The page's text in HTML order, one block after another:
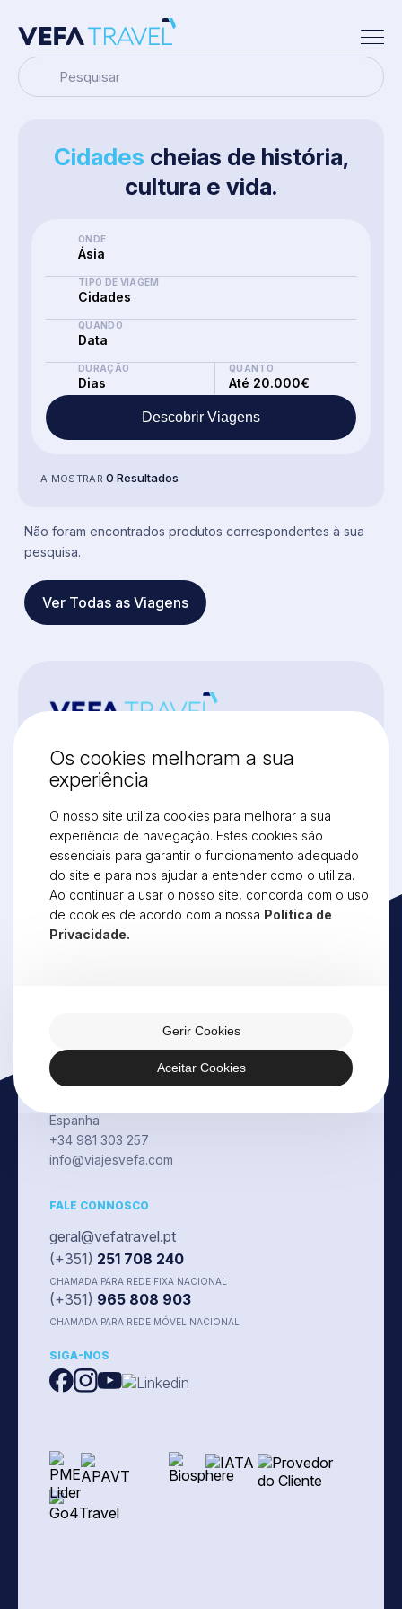
Pesquisar
Cidades cheias de história,
cultura e vida.
ONDE
Ásia
TIPO DE VIAGEM
Cidades
QUANDO
Data
DURAÇÃO
Dias
QUANTO
Até 20.000€
Descobrir Viagens
A MOSTRAR0 Resultados
Não foram encontrados produtos correspondentes à sua
pesquisa.
Ver Todas as Viagens
VISITE-NOS
Porto
4250-357 Porto
Portugal
+351 225 491 512
porto@vefatravel.pt
Vila Nova de Cerveira
Lugar de Vila Verde - Reboreda
Paseo Fernando II, Local 1
15670 Acea de Ama
Espanha
+34 981 303 257
info@viajesvefa.com
FALE CONNOSCO
geral@vefatravel.pt
(+351) 251 708 240
CHAMADA PARA REDE FIXA NACIONAL
(+351) 965 808 903
CHAMADA PARA REDE MÓVEL NACIONAL
SIGA-NOS
Os cookies melhoram a sua
experiência
O nosso site utiliza cookies para melhorar a sua
experiência de navegação. Estes cookies são
essenciais para garantir o funcionamento adequado
do site e para nos ajudar a entender como o utiliza.
Ao continuar a usar o nosso site, concorda com o uso
de cookies de acordo com a nossa Política de
Privacidade.
Gerir Cookies
Aceitar Cookies